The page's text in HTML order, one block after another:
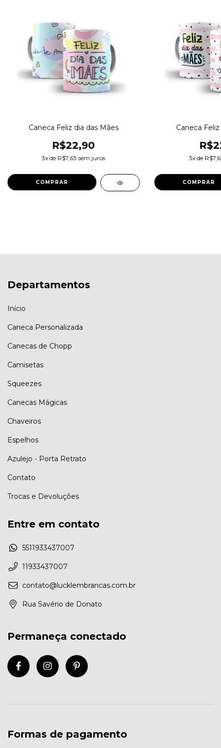
Caneca Feliz dia das Mães
R$22,90
3x de R$7,63 sem juros
Caneca
3x de
Departamentos
Início
Caneca Personalizada
Canecas de Chopp
Camisetas
Squeezes
Canecas Mágicas
Chaveiros
Espelhos
Azulejo - Porta Retrato
Contato
Trocas e Devoluções
Entre em contato
5511933437007
11933437007
contato@lucklembrancas.com.br
Rua Savério de Donato
Permaneça conectado
Formas de pagamento